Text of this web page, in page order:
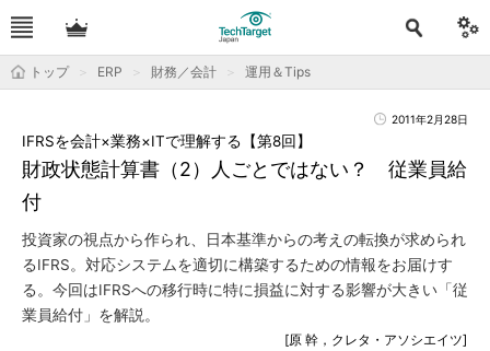
トップ ERP 財務／会計 運用＆Tips
2011年2月28日
財政状態計算書（2）人ごとではない？ 従業員給
付
IFRSを会計×業務×ITで理解する【第8回】
投資家の視点から作られ、日本基準からの考えの転換が求められ
るIFRS。対応システムを適切に構築するための情報をお届けす
る。今回はIFRSへの移行時に特に損益に対する影響が大きい「従
業員給付」を解説。
[原 幹，クレタ・アソシエイツ]